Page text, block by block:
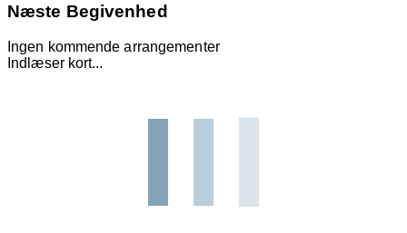
Næste Begivenhed
Ingen kommende arrangementer
Indlæser kort...